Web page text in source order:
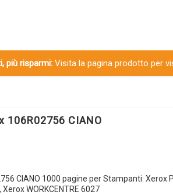
più risparmi:Visita la pagina prodotto per
106R02756 CIANO
CIANO 1000 pagine per Stampanti: Xerox
WORKCENTRE 6027